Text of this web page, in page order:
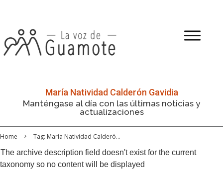
María Natividad Calderón Gavidia
Manténgase al día con las últimas noticias y
actualizaciones
Home
Tag: María Natividad Calderón Gavidia
The archive description field doesn't exist for the current
taxonomy so no content will be displayed